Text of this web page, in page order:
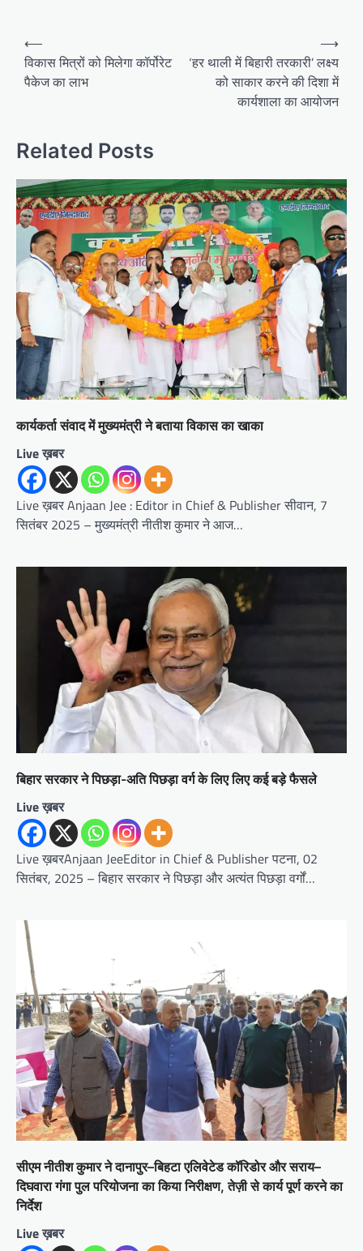
Post
navigation
⟵
विकास मित्रों को मिलेगा कॉर्पोरेट
पैकेज का लाभ
‘हर थाली में बिहारी तरकारी’ लक्ष्य
को साकार करने की दिशा में
कार्यशाला का आयोजन
⟶
Related Posts
कार्यकर्ता संवाद में मुख्यमंत्री ने बताया विकास का खाका
Live ख़बर
Live ख़बर Anjaan Jee : Editor in Chief & Publisher सीवान, 7
सितंबर 2025 – मुख्यमंत्री नीतीश कुमार ने आज…
बिहार सरकार ने पिछड़ा-अति पिछड़ा वर्ग के लिए लिए कई बड़े फैसले
Live ख़बर
Live ख़बरAnjaan JeeEditor in Chief & Publisher पटना, 02
सितंबर, 2025 – बिहार सरकार ने पिछड़ा और अत्यंत पिछड़ा वर्गों…
सीएम नीतीश कुमार ने दानापुर–बिहटा एलिवेटेड कॉरिडोर और सराय–
दिघवारा गंगा पुल परियोजना का किया निरीक्षण, तेज़ी से कार्य पूर्ण करने का
निर्देश
Live ख़बर